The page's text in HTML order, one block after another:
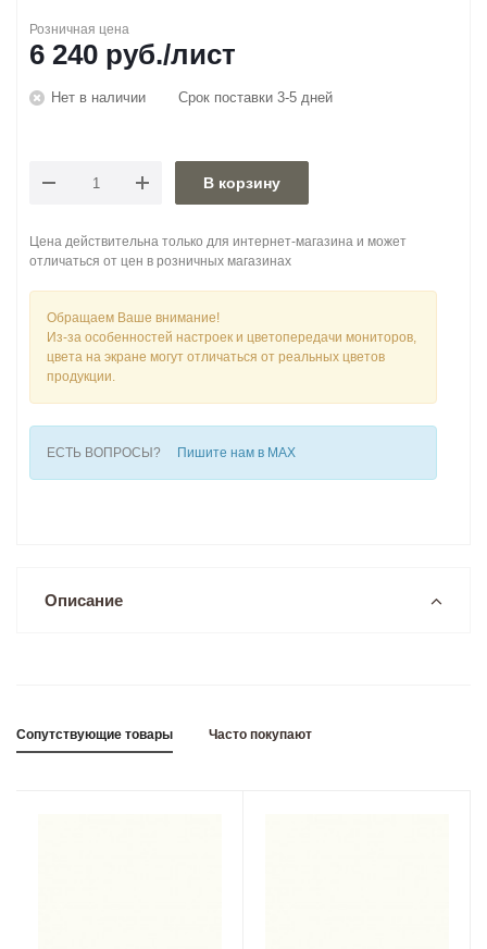
Розничная цена
6 240 руб./лист
Нет в наличии Срок поставки 3-5 дней
В корзину
Цена действительна только для интернет-магазина и может
отличаться от цен в розничных магазинах
Обращаем Ваше внимание!
Из-за особенностей настроек и цветопередачи мониторов,
цвета на экране могут отличаться от реальных цветов
продукции.
ЕСТЬ ВОПРОСЫ? Пишите нам в MAX
Описание
Сопутствующие товары Часто покупают